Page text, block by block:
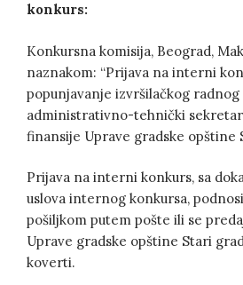
konkurs:
Konkursna komisija, Beograd,
naznakom: “Prijava na interni
popunjavanje izvršilačkog radnog
administrativno-tehnički
finansije Uprave gradske opštine
Prijava na interni konkurs, sa
uslova internog konkursa,
pošiljkom putem pošte ili se
Uprave gradske opštine Stari
koverti.